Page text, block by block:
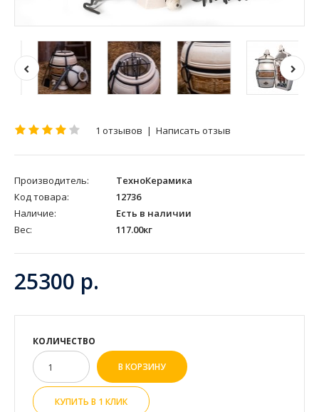
1 отзывов | Написать отзыв
Производитель:
ТехноКерамика
Код товара:
12736
Наличие:
Есть в наличии
Вес:
117.00кг
25300 р.
КОЛИЧЕСТВО
КУПИТЬ В 1 КЛИК